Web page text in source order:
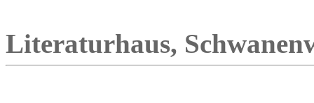
Literaturhaus,